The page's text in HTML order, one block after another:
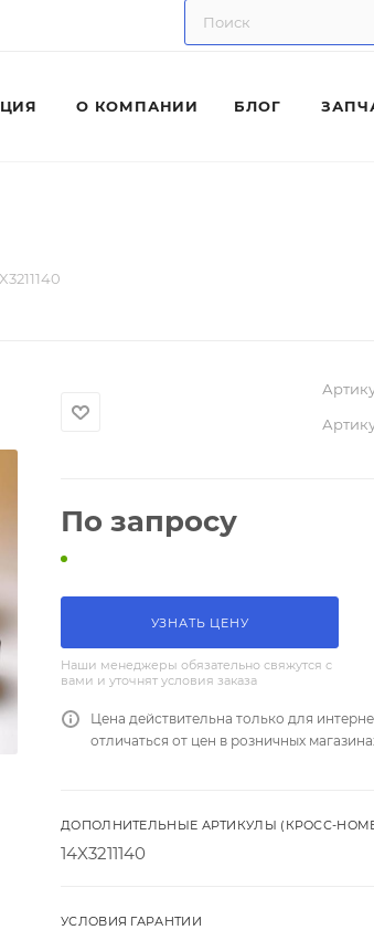
О КОМПАНИИ БЛОГ
По запросу
УЗНАТЬ ЦЕНУ
Наши менеджеры обязательно свяжутся с
вами и уточнят условия заказа
Цена действительна только для
отличаться от цен в розничных
ДОПОЛНИТЕЛЬНЫЕ АРТИКУЛЫ (КРОСС-
14X3211140
УСЛОВИЯ ГАРАНТИИ